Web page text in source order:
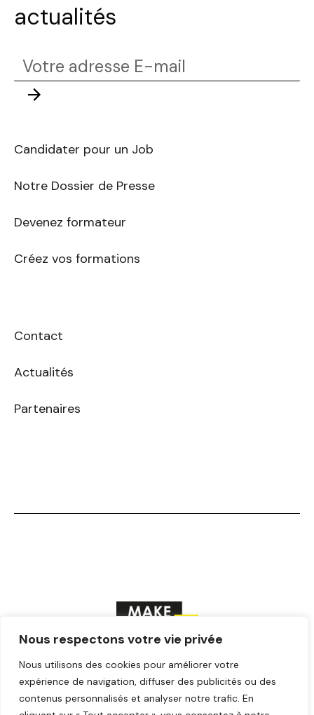
Nous respectons votre vie privée
Nous utilisons des cookies pour améliorer votre
expérience de navigation, diffuser des publicités ou des
contenus personnalisés et analyser notre trafic. En
actualités
Votre
adresse
E-
Envoyer
Candidater pour un Job
Notre Dossier de Presse
Devenez formateur
Créez vos formations
Contact
Actualités
Partenaires
F
a
c
e
T
w
i
t
Y
o
u
t
I
n
s
t
L
i
n
k
© Make ICI – Tous droits réservés